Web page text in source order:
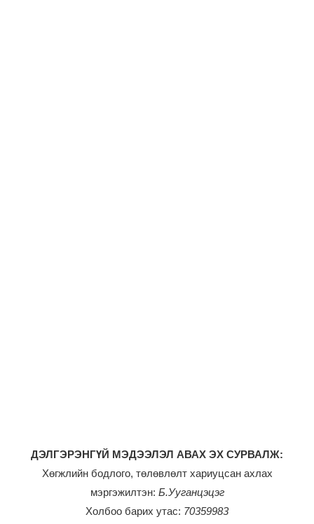
ДЭЛГЭРЭНГҮЙ МЭДЭЭЛЭЛ АВАХ ЭХ СУРВАЛЖ:
Хөгжлийн бодлого, төлөвлөлт хариуцсан ахлах
мэргэжилтэн: Б.Ууганцэцэг
Холбоо барих утас: 70359983